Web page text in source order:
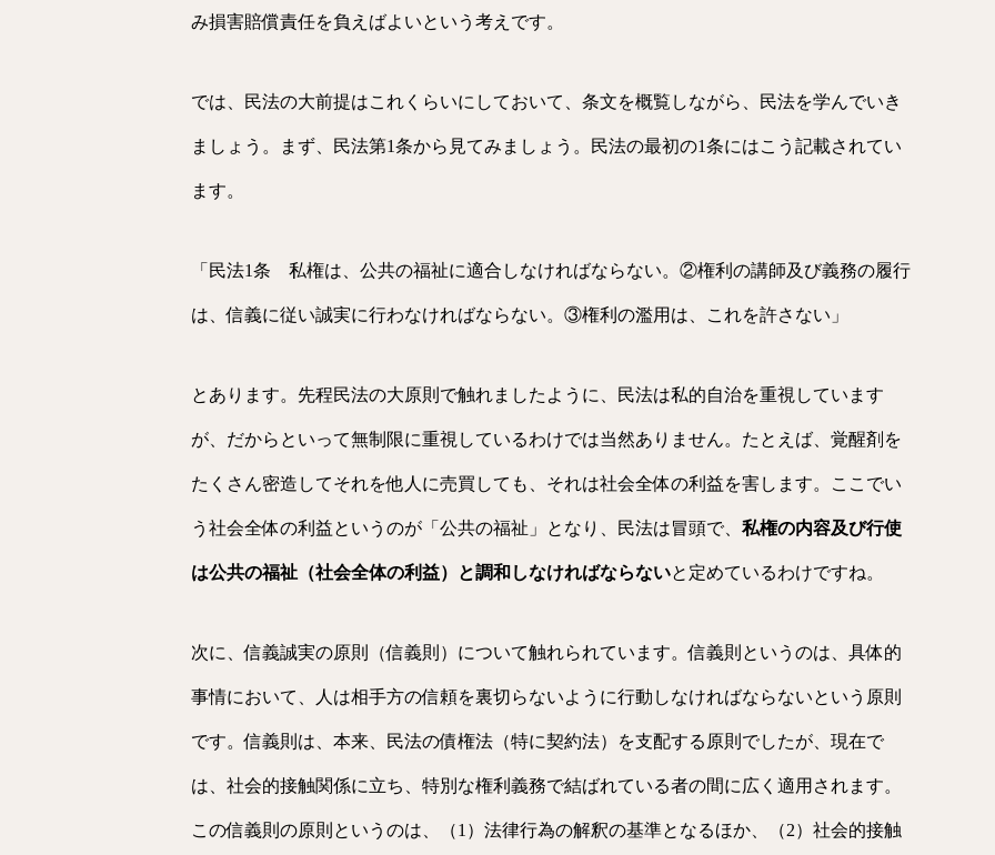
み損害賠償責任を負えばよいという考えです。
では、民法の大前提はこれくらいにしておいて、条文を概覧しながら、民法を学んでいき
ましょう。まず、民法第1条から見てみましょう。民法の最初の1条にはこう記載されてい
ます。
「民法1条 私権は、公共の福祉に適合しなければならない。②権利の講師及び義務の履行
は、信義に従い誠実に行わなければならない。③権利の濫用は、これを許さない」
とあります。先程民法の大原則で触れましたように、民法は私的自治を重視しています
が、だからといって無制限に重視しているわけでは当然ありません。たとえば、覚醒剤を
たくさん密造してそれを他人に売買しても、それは社会全体の利益を害します。ここでい
う社会全体の利益というのが「公共の福祉」となり、民法は冒頭で、 私権の内容及び行使
は公共の福祉（社会全体の利益）と調和しなければならないと定めているわけですね。
次に、信義誠実の原則（信義則）について触れられています。信義則というのは、具体的
事情において、人は相手方の信頼を裏切らないように行動しなければならないという原則
です。信義則は、本来、民法の債権法（特に契約法）を支配する原則でしたが、現在で
は、社会的接触関係に立ち、特別な権利義務で結ばれている者の間に広く適用されます。
この信義則の原則というのは、（1）法律行為の解釈の基準となるほか、（2）社会的接触